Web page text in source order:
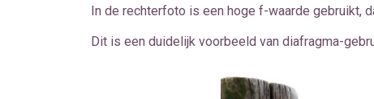
In de rechterfoto is een hoge f-waarde gebruikt,
Dit is een duidelijk voorbeeld van diafragma-